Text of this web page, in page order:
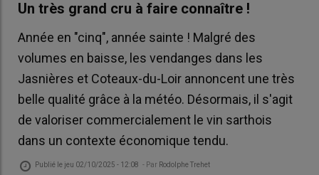
Un très grand cru à faire connaître !
Année en "cinq", année sainte ! Malgré des
volumes en baisse, les vendanges dans les
Jasnières et Coteaux-du-Loir annoncent une très
belle qualité grâce à la météo. Désormais, il s'agit
de valoriser commercialement le vin sarthois
dans un contexte économique tendu.
Publié le jeu 02/10/2025 - 12:08 - Par Rodolphe Trehet